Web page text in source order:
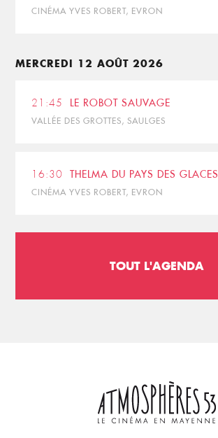
CINÉMA YVES ROBERT, EVRON
MERCREDI 12 AOÛT 2026
21:45 LE ROBOT SAUVAGE
VALLÉE DES GROTTES, SAULGES
16:30 THELMA DU PAYS DES GLACES
CINÉMA YVES ROBERT, EVRON
TOUT L'AGENDA